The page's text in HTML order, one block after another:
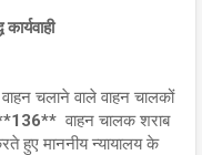
चलाने वाले वाहन चालकों
वाहन चालक शराब
हुए माननीय न्यायालय के